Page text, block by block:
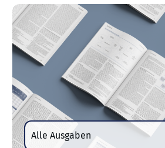
Alle Ausgaben